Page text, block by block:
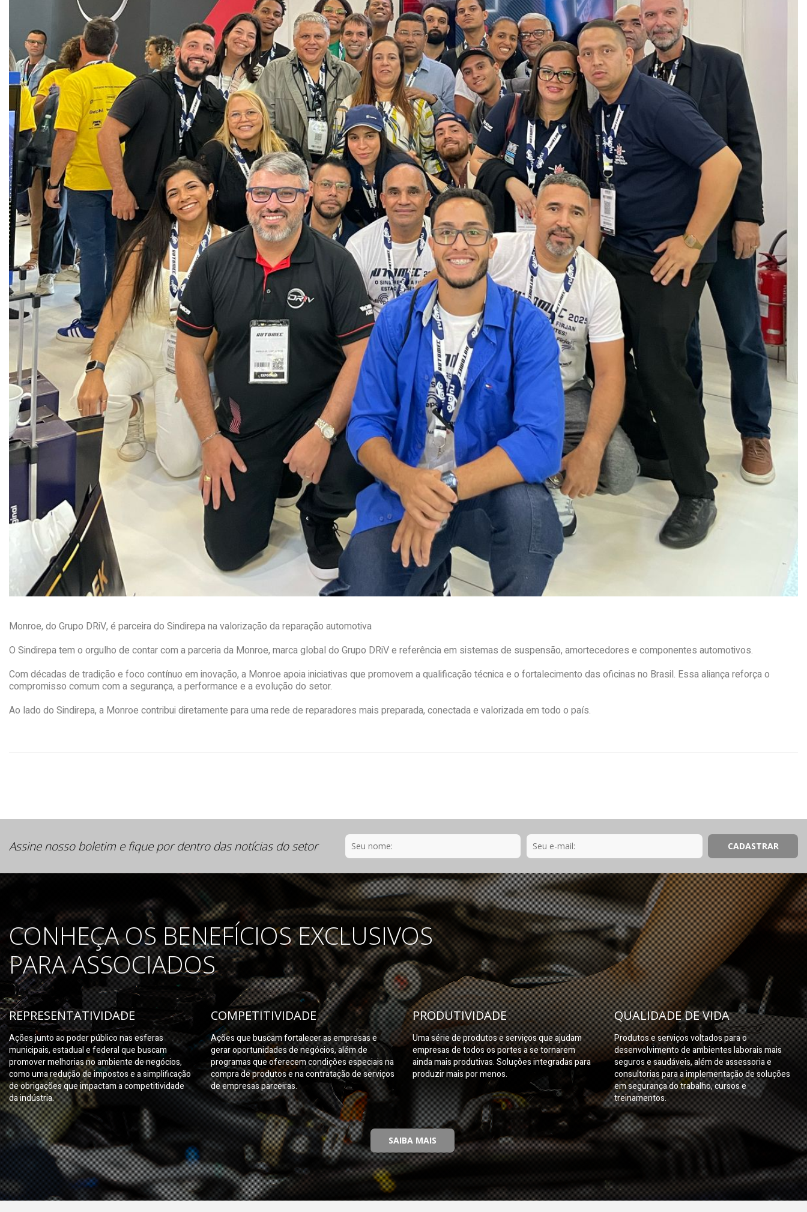
Monroe, do Grupo DRiV, é parceira do Sindirepa na valorização da reparação automotiva
O Sindirepa tem o orgulho de contar com a parceria da Monroe, marca global do Grupo DRiV e referência em sistemas de suspensão, amortecedores e componentes automotivos.
Com décadas de tradição e foco contínuo em inovação, a Monroe apoia iniciativas que promovem a qualificação técnica e o fortalecimento das oficinas no Brasil. Essa aliança reforça o
compromisso comum com a segurança, a performance e a evolução do setor.
Ao lado do Sindirepa, a Monroe contribui diretamente para uma rede de reparadores mais preparada, conectada e valorizada em todo o país.
Assine nosso boletim e fique por dentro das notícias do setor
CONHEÇA OS BENEFÍCIOS EXCLUSIVOS
PARA ASSOCIADOS
REPRESENTATIVIDADE
Ações junto ao poder público nas esferas
municipais, estadual e federal que buscam
promover melhorias no ambiente de negócios,
como uma redução de impostos e a simplificação
de obrigações que impactam a competitividade
da indústria.
COMPETITIVIDADE
Ações que buscam fortalecer as empresas e
gerar oportunidades de negócios, além de
programas que oferecem condições especiais na
compra de produtos e na contratação de serviços
de empresas parceiras.
PRODUTIVIDADE
Uma série de produtos e serviços que ajudam
empresas de todos os portes a se tornarem
ainda mais produtivas. Soluções integradas para
produzir mais por menos.
QUALIDADE DE VIDA
Produtos e serviços voltados para o
desenvolvimento de ambientes laborais mais
seguros e saudáveis, além de assessoria e
consultorias para a implementação de soluções
em segurança do trabalho, cursos e
treinamentos.
SAIBA MAIS